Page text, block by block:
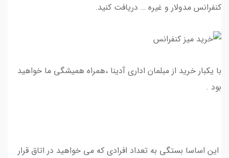
کنفرانس مدولار و غیره … دریافت کنید.
با یکبار خرید از مبلمان اداری آدینا ،همراه همیشگی ما خواهید
بود .
این اساسا بستگی به تعداد افرادی که می خواهید در اتاق قرار